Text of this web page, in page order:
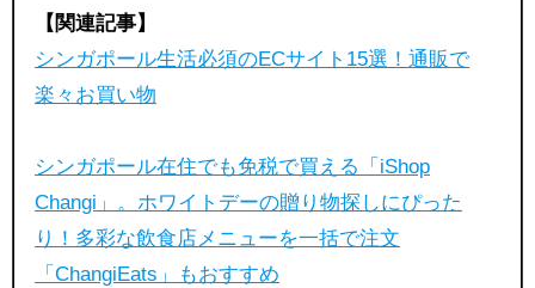
【関連記事】
シンガポール生活必須のECサイト15選！通販で
楽々お買い物
シンガポール在住でも免税で買える「iShop
Changi」。ホワイトデーの贈り物探しにぴった
り！多彩な飲食店メニューを一括で注文
「ChangiEats」もおすすめ